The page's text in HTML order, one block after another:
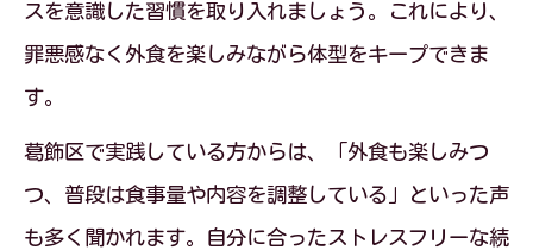
スを意識した習慣を取り入れましょう。これにより、
罪悪感なく外食を楽しみながら体型をキープできま
す。
葛飾区で実践している方からは、「外食も楽しみつ
つ、普段は食事量や内容を調整している」といった声
も多く聞かれます。自分に合ったストレスフリーな続